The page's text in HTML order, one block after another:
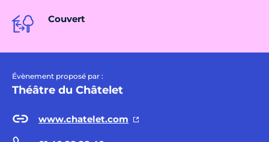
Couvert
Évènement proposé par :
Théâtre du Châtelet
www.chatelet.com